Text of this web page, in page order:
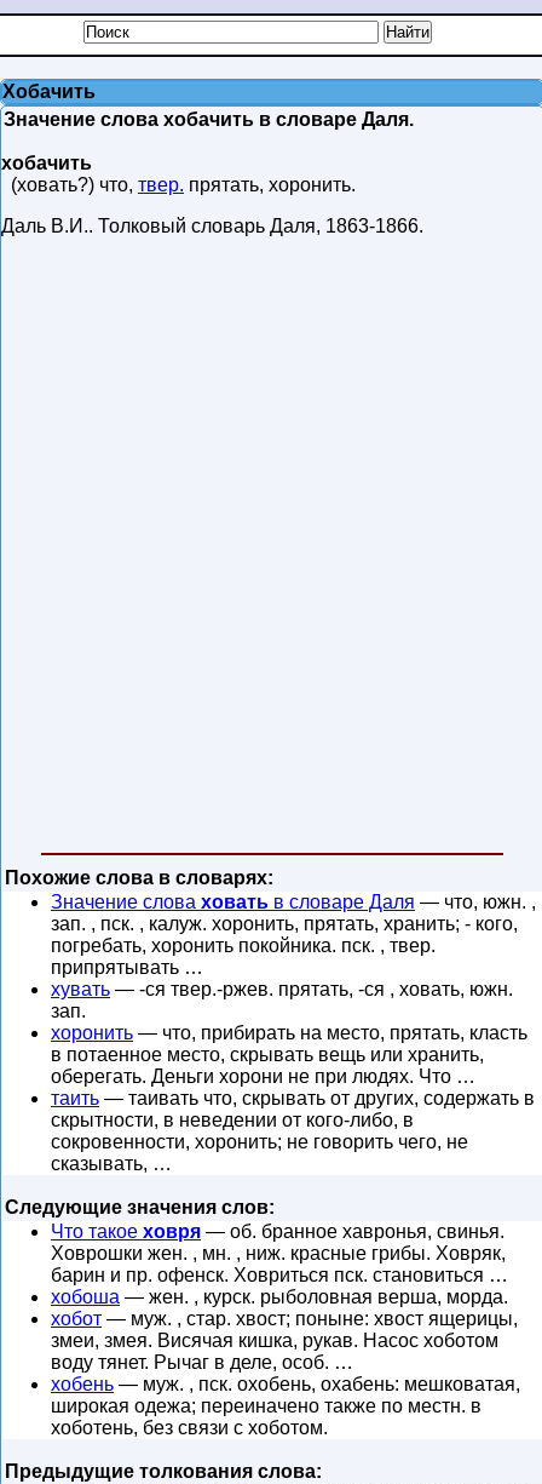
Хобачить
Значение слова хобачить в словаре Даля.
хобачить
(ховать?) что, твер. прятать, хоронить.
Даль В.И.. Толковый словарь Даля, 1863-1866.
Похожие слова в словарях:
Значение слова ховать в словаре Даля — что, южн. ,
зап. , пск. , калуж. хоронить, прятать, хранить; - кого,
погребать, хоронить покойника. пск. , твер.
припрятывать …
хувать — -ся твер.-ржев. прятать, -ся , ховать, южн.
зап.
хоронить — что, прибирать на место, прятать, класть
в потаенное место, скрывать вещь или хранить,
оберегать. Деньги хорони не при людях. Что …
таить — таивать что, скрывать от других, содержать в
скрытности, в неведении от кого-либо, в
сокровенности, хоронить; не говорить чего, не
сказывать, …
Следующие значения слов:
Что такое ховря — об. бранное хавронья, свинья.
Ховрошки жен. , мн. , ниж. красные грибы. Ховряк,
барин и пр. офенск. Ховриться пск. становиться …
хобоша — жен. , курск. рыболовная верша, морда.
хобот — муж. , стар. хвост; поныне: хвост ящерицы,
змеи, змея. Висячая кишка, рукав. Насос хоботом
воду тянет. Рычаг в деле, особ. …
хобень — муж. , пск. охобень, охабень: мешковатая,
широкая одежа; переиначено также по местн. в
хоботень, без связи с хоботом.
Предыдущие толкования слова: